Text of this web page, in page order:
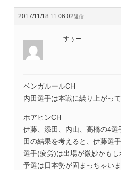
2017/11/18 11:06:02返信
すぅー
ベンガルールCH
内田選手は本戦に繰り上がっ
ホアヒンCH
伊藤、添田、内山、高橋の4
田の結果を考えると、伊藤選
選手(疲労)は出場が微妙かもし
予選は日本勢が固まっちゃい